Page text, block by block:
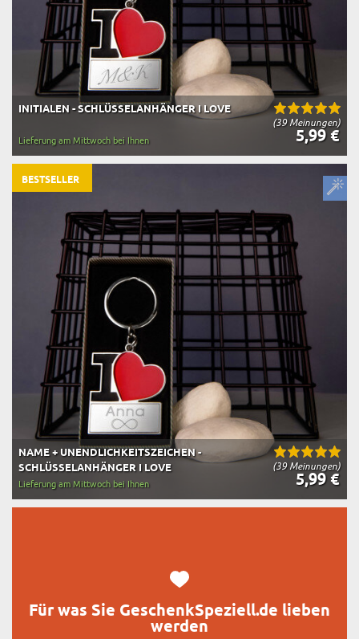
(39 Meinungen)
INITIALEN - SCHLÜSSELANHÄNGER I LOVE
5,99 €
Lieferung am Mittwoch bei Ihnen
(39 Meinungen)
NAME + UNENDLICHKEITSZEICHEN -
SCHLÜSSELANHÄNGER I LOVE
5,99 €
Lieferung am Mittwoch bei Ihnen
BESTSELLER
Für was Sie GeschenkSpeziell.de lieben
werden